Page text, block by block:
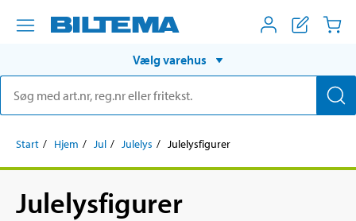
Vælg varehus
Start Hjem Jul Julelys Julelysfigurer
Julelysfigurer